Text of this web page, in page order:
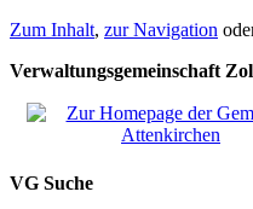
Zum Inhalt, zur Navigation
Verwaltungsgemeinschaft
VG Suche